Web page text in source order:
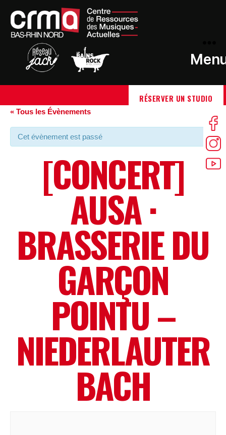
RÉSERVER UN STUDIO
« Tous les Évènements
Cet évènement est passé
[CONCERT]
AUSA ·
BRASSERIE DU
GARÇON
POINTU –
NIEDERLAUTER
BACH